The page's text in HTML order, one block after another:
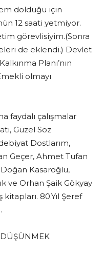
dolduğu için
12 saati yetmiyor.
görevlisiyim.(Sonra
de eklendi.) Devlet
Planı’nın
olmayı
faydalı çalışmalar
Güzel Söz
Dostlarım,
Geçer, Ahmet Tufan
Kasaroğlu,
ve Orhan Şaik Gökyay
80.Yıl Şeref